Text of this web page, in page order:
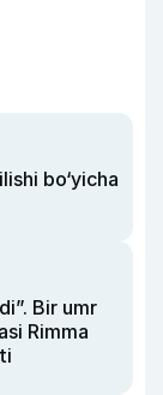
bo‘yicha
Bir umr
Rimma